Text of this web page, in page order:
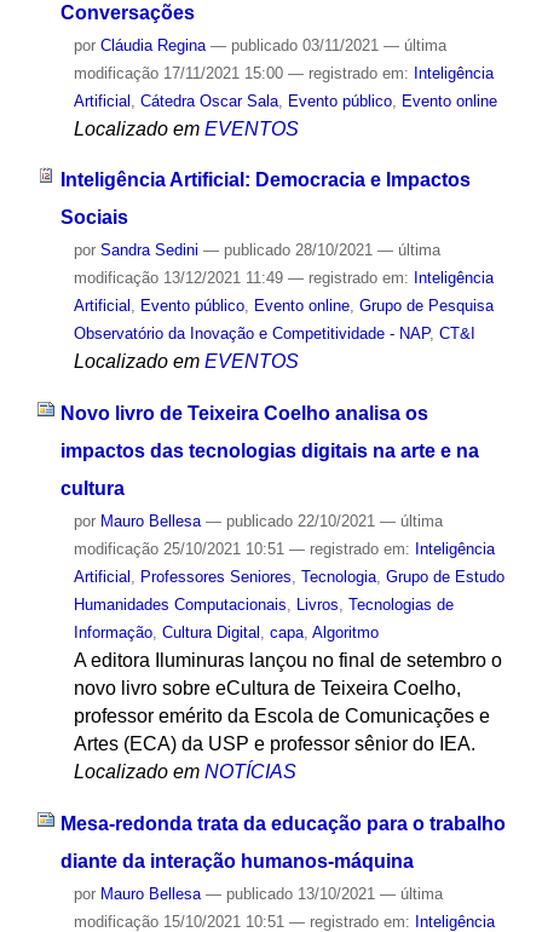
Conversações
por Cláudia Regina — publicado03/11/2021 — última
modificação17/11/2021 15:00 — registrado em: Inteligência
Artificial Cátedra Oscar Sala, Evento público, Evento online
Localizado em EVENTOS
Inteligência Artificial: Democracia e Impactos
Sociais
por Sandra Sedini — publicado28/10/2021 — última
modificação13/12/2021 11:49 — registrado em: Inteligência
Artificial , Evento público, Evento online, Grupo de Pesquisa
Observatório da Inovação e Competitividade - NAP, CT&I
Localizado em EVENTOS
Novo livro de Teixeira Coelho analisa os
impactos das tecnologias digitais na arte e na
cultura
por Mauro Bellesa — publicado22/10/2021 — última
modificação25/10/2021 10:51 — registrado em: Inteligência
Artificial , Professores Seniores, Tecnologia, Grupo de Estudo
Humanidades Computacionais, Livros, Tecnologias de
Informação, Cultura Digital , capa, Algoritmo
A editora Iluminuras lançou no final de setembro o
novo livro sobre eCultura de Teixeira Coelho,
professor emérito da Escola de Comunicações e
Artes (ECA) da USP e professor sênior do IEA.
Localizado em NOTÍCIAS
Mesa-redonda trata da educação para o trabalho
diante da interação humanos-máquina
por Mauro Bellesa — publicado13/10/2021 — última
modificação15/10/2021 10:51 — registrado em: Inteligência